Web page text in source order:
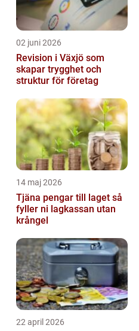
02 juni 2026
Revision i Växjö som
skapar trygghet och
struktur för företag
14 maj 2026
Tjäna pengar till laget så
fyller ni lagkassan utan
krångel
22 april 2026